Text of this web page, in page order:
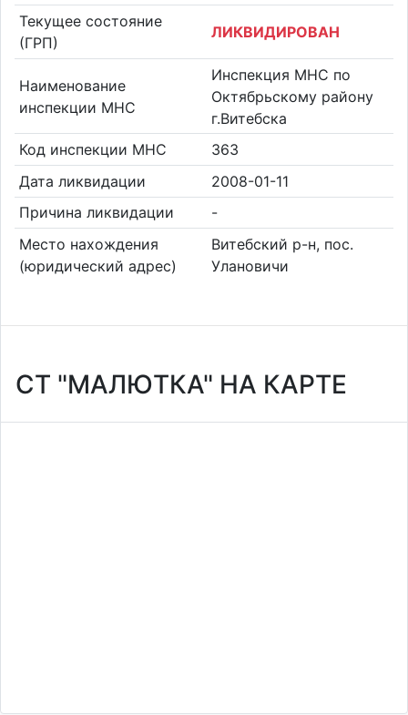
Текущее состояние
(ГРП)
ЛИКВИДИРОВАН
Наименование
инспекции МНС
Инспекция МНС по
Октябрьскому району
г.Витебска
Код инспекции МНС
363
Дата ликвидации
2008-01-11
Причина ликвидации
-
Место нахождения
(юридический адрес)
Витебский р-н, пос.
Улановичи
СТ "МАЛЮТКА" НА КАРТЕ